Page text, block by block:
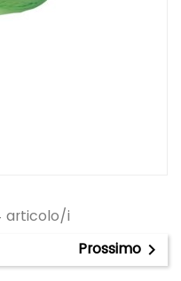
articolo/i
Prossimo 